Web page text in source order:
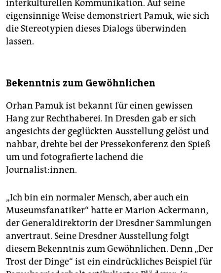
interkulturellen Kommunikation. Auf seine
eigensinnige Weise demonstriert Pamuk, wie sich
die Stereotypien dieses Dialogs überwinden
lassen.
Bekenntnis zum Gewöhnlichen
Orhan Pamuk ist bekannt für einen gewissen
Hang zur Rechthaberei. In Dresden gab er sich
angesichts der geglückten Ausstellung gelöst und
nahbar, drehte bei der Pressekonferenz den Spieß
um und fotografierte lachend die
Journalist:innen.
„Ich bin ein normaler Mensch, aber auch ein
Museumsfanatiker“ hatte er Marion Ackermann,
der Generaldirektorin der Dresdner Sammlungen
anvertraut. Seine Dresdner Ausstellung folgt
diesem Bekenntnis zum Gewöhnlichen. Denn „Der
Trost der Dinge“ ist ein eindrückliches Beispiel für